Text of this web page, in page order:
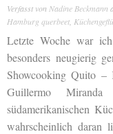
Verfasst von Nadine Beckmann
Hamburg querbeet
Letzte Woche war
besonders neugierig
Showcooking Quito –
Guillermo
südamerikanischen
wahrscheinlich daran